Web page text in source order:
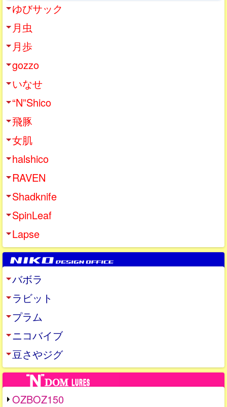
ゆびサック
月虫
月歩
gozzo
いなせ
“N”Shico
飛豚
女肌
halshico
RAVEN
Shadknife
SpinLeaf
Lapse
バボラ
ラビット
プラム
ニコバイブ
豆さやジグ
OZBOZ150